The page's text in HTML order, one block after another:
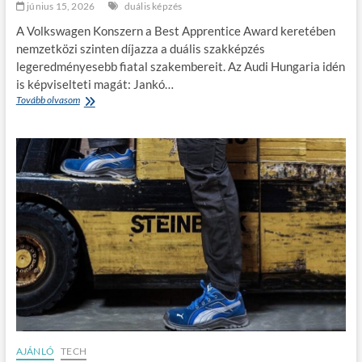
v
z
s
á
l
a
l
ő
t
m
g
a
e
t
a
l
á
g
é
s
l
z
június 15, 2026 duális képzés
A Volkswagen Konszern a Best Apprentice Award keretében
nemzetközi szinten díjazza a duális szakképzés
legeredményesebb fiatal szakembereit. Az Audi Hungaria idén
is képviselteti magát: Jankó…
Tovább olvasomA
u
d
i
H
n
g
d
u
á
l
AJÁNLÓ TECH